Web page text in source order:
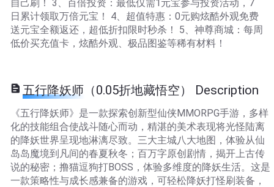
自己刷！ 3、百倍投资：最低仅需1元宝参与投资活动，7
日累计领取万倍元宝！ 4、超值特惠：0元购炫酷外观免费
送元宝全额返还，超低折扣限时秒杀！ 5、神尊商城：每周
低价买充值卡，炫酷外观、极品图鉴等稀有材料！
五行降妖师（0.05折地藏悟空） Description
《五行降妖师》是一款探索创新型仙侠MMORPG手游，多样
化的技能组合使战斗随心而动，精湛的美术表现将光怪陆离
的降妖世界呈现地淋漓尽致。三大主城八大地图，体验从仙
岛岛魔境到凡间的春夏秋冬；百万字原创剧情，揭开上古传
说的秘密；撸猫逗狗打BOSS，体验多维度的降妖生活。这是
一款策略性与成长感兼备的游戏，可轻松降妖打怪刷装备，